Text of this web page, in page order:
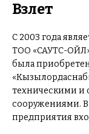
Взлет
С 2003 года
ТОО «САУТС-
была
техническими и
сооружениями. В
предприятия